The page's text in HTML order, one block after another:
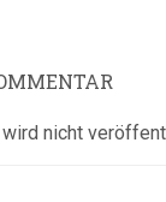
nicht